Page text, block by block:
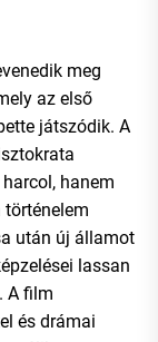
meg
az első
játszódik. A
hanem
után új államot
lassan
A film
és drámai